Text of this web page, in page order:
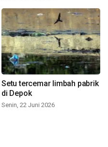
Setu tercemar limbah pabrik
di Depok
Senin, 22 Juni 2026